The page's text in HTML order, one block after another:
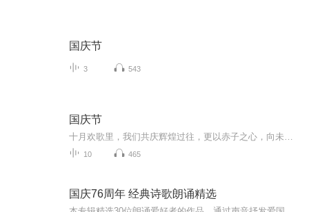
国庆节
3 543
国庆节
10 465
国庆76周年 经典诗歌朗诵精选